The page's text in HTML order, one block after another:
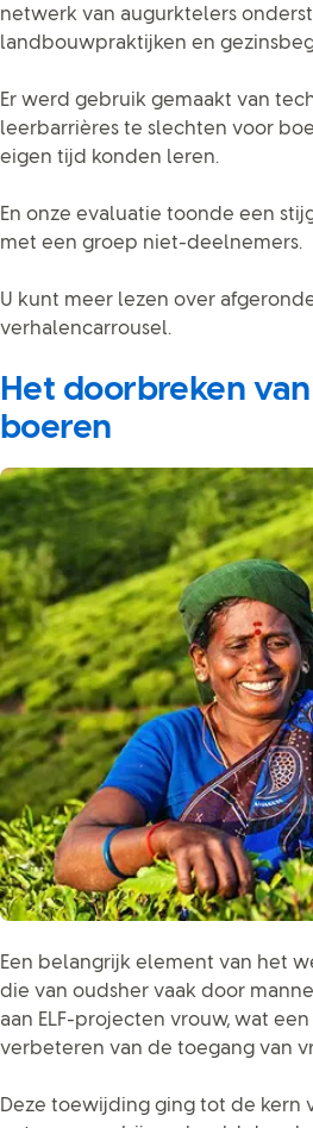
netwerk van augurktelers
landbouwpraktijken en
Er werd gebruik gemaakt van
leerbarrières te slechten voor
eigen tijd konden leren.
En onze evaluatie toonde een
met een groep niet-deelnemers.
U kunt meer lezen over
verhalencarrousel.
Het doorbreken
boeren
Een belangrijk element van het
die van oudsher vaak door
aan ELF-projecten vrouw, wat
verbeteren van de toegang van
Deze toewijding ging tot de kern